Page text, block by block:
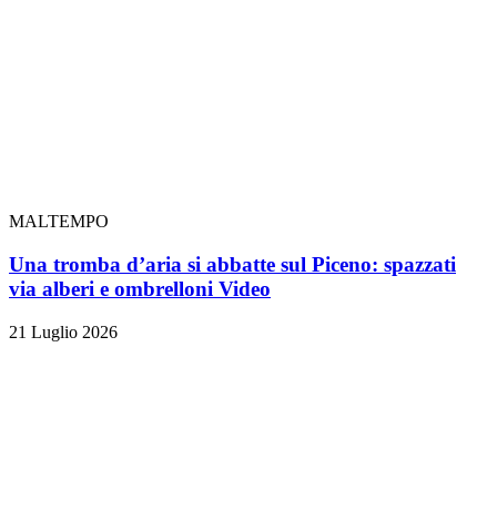
MALTEMPO
Una tromba d’aria si abbatte sul Piceno: spazzati
via alberi e ombrelloni Video
21 Luglio 2026